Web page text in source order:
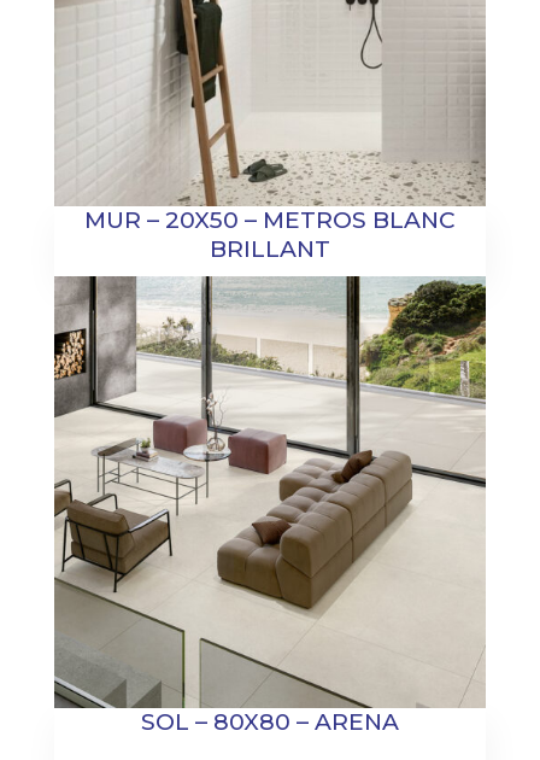
MUR – 20X50 – METROS BLANC
BRILLANT
SOL – 80X80 – ARENA